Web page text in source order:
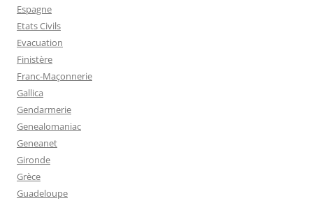
Espagne
Etats Civils
Evacuation
Finistère
Franc-Maçonnerie
Gallica
Gendarmerie
Genealomaniac
Geneanet
Gironde
Grèce
Guadeloupe